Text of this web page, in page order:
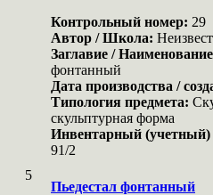
Контрольный номер: 29
Автор / Школа:
Заглавие /
фонтанный
Дата производства /
Типология предмета:
скульптурная форма
Инвентарный (учетный)
91/2
5
Пьедестал фонтанный